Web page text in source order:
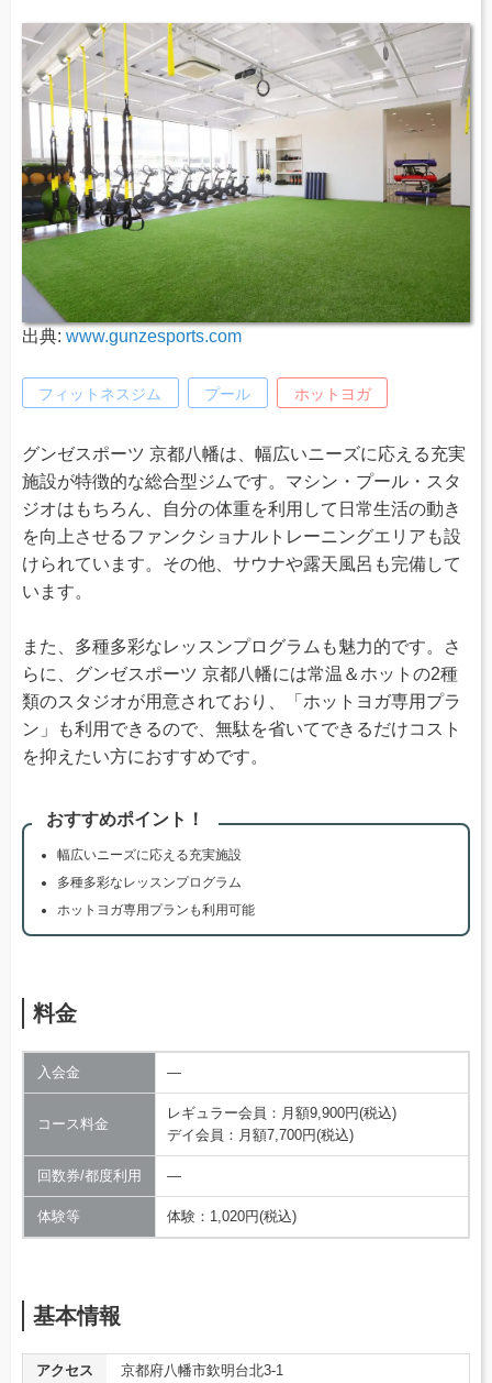
出典: www.gunzesports.com
フィットネスジム プール ホットヨガ
グンゼスポーツ 京都八幡は、幅広いニーズに応える充実
施設が特徴的な総合型ジムです。マシン・プール・スタ
ジオはもちろん、自分の体重を利用して日常生活の動き
を向上させるファンクショナルトレーニングエリアも設
けられています。その他、サウナや露天風呂も完備して
います。
また、多種多彩なレッスンプログラムも魅力的です。さ
らに、グンゼスポーツ 京都八幡には常温＆ホットの2種
類のスタジオが用意されており、「ホットヨガ専用プラ
ン」も利用できるので、無駄を省いてできるだけコスト
を抑えたい方におすすめです。
おすすめポイント！
幅広いニーズに応える充実施設
多種多彩なレッスンプログラム
ホットヨガ専用プランも利用可能
料金
入会金 ―
コース料金
レギュラー会員：月額9,900円(税込)
デイ会員：月額7,700円(税込)
回数券/都度利用 ―
体験等 体験：1,020円(税込)
基本情報
アクセス 京都府八幡市欽明台北3-1